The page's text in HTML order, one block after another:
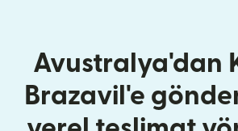
Avustralya'dan
Brazavil'e